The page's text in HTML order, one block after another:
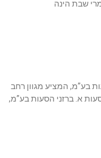
שבת הינה
בע”מ, המציע מגוון רחב
א. ברזני הסעות בע”מ,